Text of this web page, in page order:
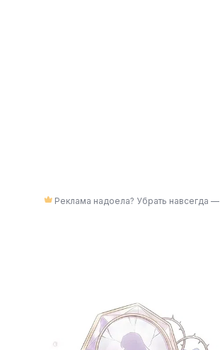
Реклама надоела? Убрать навсегда —